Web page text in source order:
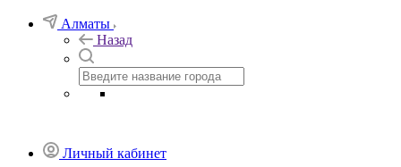
Алматы
Назад
Личный кабинет